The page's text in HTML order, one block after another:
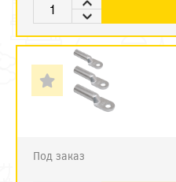
Под заказ